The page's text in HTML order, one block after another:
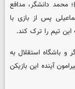
محمد دانشگر، مدافع
پس از بازی با
این تیم را ترک کند.
و باشگاه استقلال به
آینده این بازیکن